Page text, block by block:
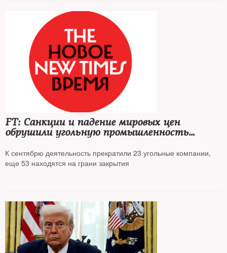
FT: Санкции и падение мировых цен
обрушили угольную промышленность
за последние 30 лет
К сентябрю деятельность прекратили 23 угольные компании,
еще 53 находятся на грани закрытия